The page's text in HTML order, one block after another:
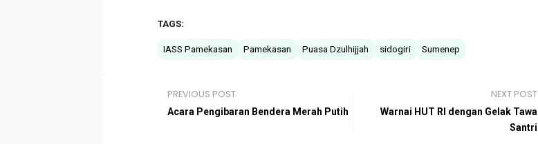
TAGS:
IASS Pamekasan Pamekasan Puasa Dzulhijjah sidogiri Sumenep
PREVIOUS POST
Acara Pengibaran Bendera Merah Putih
NEXT POST
Warnai HUT RI dengan Gelak Tawa
Santri